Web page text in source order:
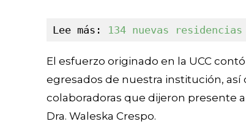
Lee más: 134 nuevas
El esfuerzo originado en la UCC
egresados de nuestra institución,
colaboradoras que dijeron presente
Dra. Waleska Crespo.